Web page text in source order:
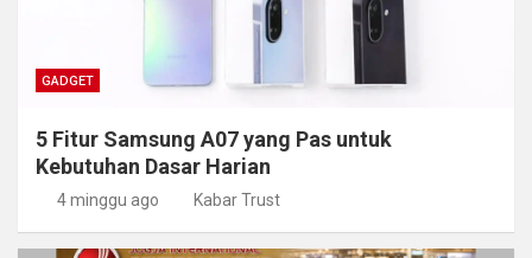
GADGET
5 Fitur Samsung A07 yang Pas untuk
Kebutuhan Dasar Harian
4 minggu ago Kabar Trust